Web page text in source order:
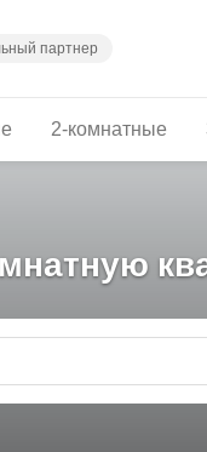
партнер
2-комнатные